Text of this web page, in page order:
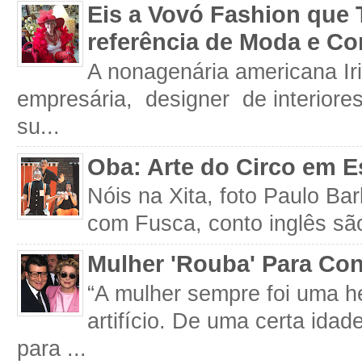
Eis a Vovó Fashion que
referência de Moda e
A nonagenária americana
empresária, designer de
su...
Oba: Arte do Circo em
Nóis na Xita, foto Paulo
com Fusca, conto inglês
Mulher 'Rouba' Para
“A mulher sempre foi uma
artifício. De uma certa
para ...